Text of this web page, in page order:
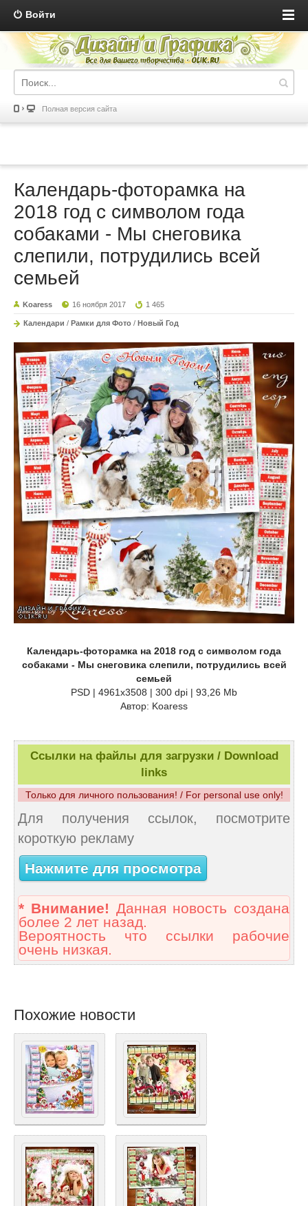
Войти
Полная версия сайта
Календарь-фоторамка на
2018 год с символом года
собаками - Мы снеговика
слепили, потрудились всей
семьей
Koaress 16 ноября 2017 1 465
Календари / Рамки для Фото / Новый Год
Календарь-фоторамка на 2018 год с символом года
собаками - Мы снеговика слепили, потрудились всей
семьей
PSD | 4961x3508 | 300 dpi | 93,26 Mb
Автор: Koaress
Ссылки на файлы для загрузки / Download
links
Только для личного пользования! / For personal use only!
Для получения ссылок, посмотрите
короткую рекламу
Нажмите для просмотра
* Внимание! Данная новость создана
более 2 лет назад.
Вероятность что ссылки рабочие
очень низкая.
Похожие новости